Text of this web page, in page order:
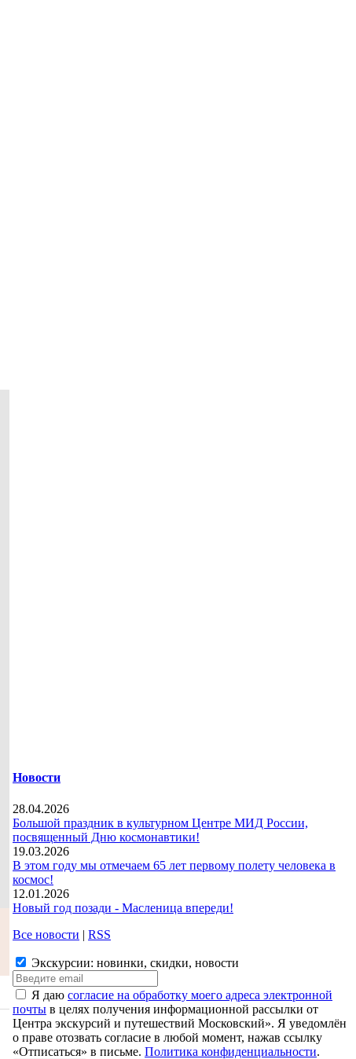
Новости
28.04.2026
Большой праздник в культурном Центре МИД России,
посвященный Дню космонавтики!
19.03.2026
В этом году мы отмечаем 65 лет первому полету человека в
космос!
12.01.2026
Новый год позади - Масленица впереди!
Все новости | RSS
Экскурсии: новинки, скидки, новости
Я даю согласие на обработку моего адреса электронной
почты в целях получения информационной рассылки от
Центра экскурсий и путешествий Московский». Я уведомлён
о праве отозвать согласие в любой момент, нажав ссылку
«Отписаться» в письме. Политика конфиденциальности.